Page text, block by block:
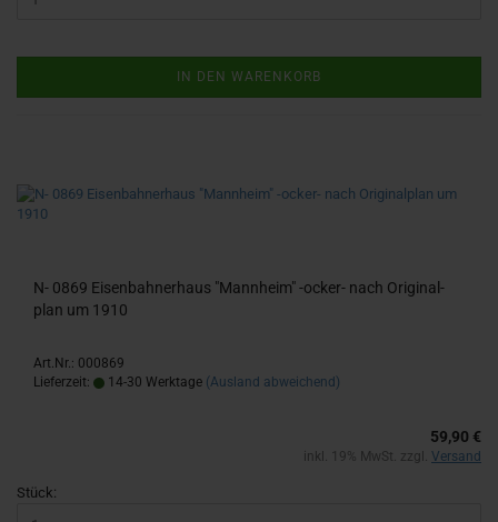
IN DEN WARENKORB
N- 0869 Ei­sen­bah­ner­haus "Mann­heim" -​ocker-​ nach Ori­gi­nal­
plan um 1910
Art.Nr.: 000869
Lieferzeit:
14-30 Werktage (Ausland abweichend)
59,90 €
inkl. 19% MwSt. zzgl. Versand
Stück: